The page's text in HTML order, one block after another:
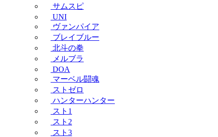
サムスピ
UNI
ヴァンパイア
ブレイブルー
北斗の拳
メルブラ
DOA
マーベル闘魂
ストゼロ
ハンターハンター
スト1
スト2
スト3